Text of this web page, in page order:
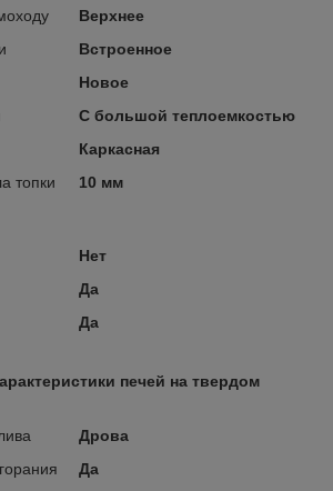
Верхнее
Встроенное
Новое
С большой теплоемкостью
Каркасная
топки
10 мм
Нет
Да
Да
печей на твердом
Дрова
Да